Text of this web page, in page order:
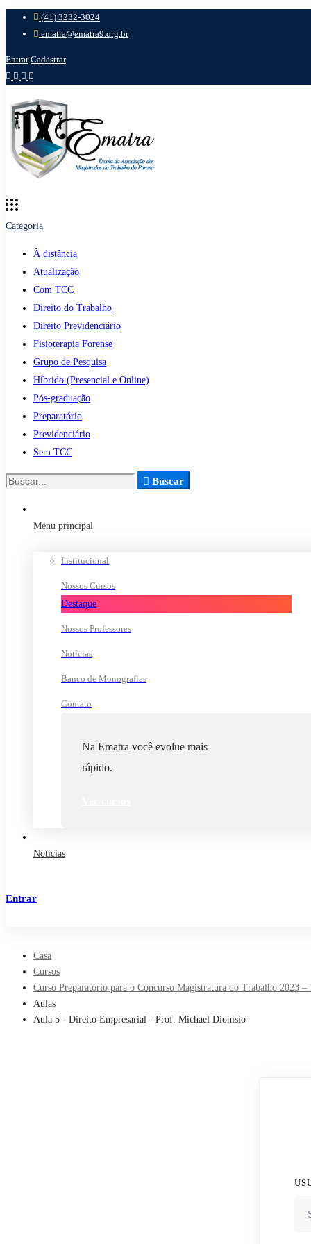
(41) 3232-3024
ematra@ematra9.org.br
Entrar Cadastrar
Categoria
À distância
Atualização
Com TCC
Direito do Trabalho
Direito Previdenciário
Fisioterapia Forense
Grupo de Pesquisa
Híbrido (Presencial e Online)
Pós-graduação
Preparatório
Previdenciário
Sem TCC
Buscar
Buscar
Menu principal
Institucional
Nossos Cursos
Destaque
Nossos Professores
Notícias
Banco de Monografias
Contato
Na Ematra você evolue mais
rápido.
Notícias
Entrar
Casa
Cursos
Curso Preparatório para o Concurso Magistratura do Trabalho 2023
Aulas
Aula 5 - Direito Empresarial - Prof. Michael Dionísio